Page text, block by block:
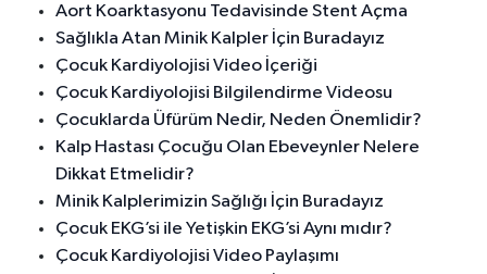
Aort Koarktasyonu Tedavisinde Stent Açma
Sağlıkla Atan Minik Kalpler İçin Buradayız
Çocuk Kardiyolojisi Video İçeriği
Çocuk Kardiyolojisi Bilgilendirme Videosu
Çocuklarda Üfürüm Nedir, Neden Önemlidir?
Kalp Hastası Çocuğu Olan Ebeveynler Nelere
Dikkat Etmelidir?
Minik Kalplerimizin Sağlığı İçin Buradayız
Çocuk EKG’si ile Yetişkin EKG’si Aynı mıdır?
Çocuk Kardiyolojisi Video Paylaşımı